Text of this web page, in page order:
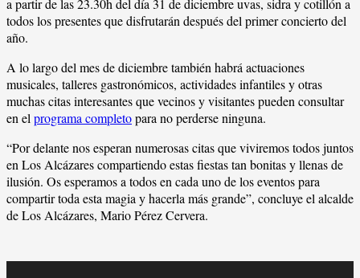
a partir de las 23.30h del día 31 de diciembre uvas, sidra y cotillón a
todos los presentes que disfrutarán después del primer concierto del
año.
A lo largo del mes de diciembre también habrá actuaciones
musicales, talleres gastronómicos, actividades infantiles y otras
muchas citas interesantes que vecinos y visitantes pueden consultar
en el programa completopara no perderse ninguna.
“Por delante nos esperan numerosas citas que viviremos todos juntos
en Los Alcázares compartiendo estas fiestas tan bonitas y llenas de
ilusión. Os esperamos a todos en cada uno de los eventos para
compartir toda esta magia y hacerla más grande”, concluye el alcalde
de Los Alcázares, Mario Pérez Cervera.